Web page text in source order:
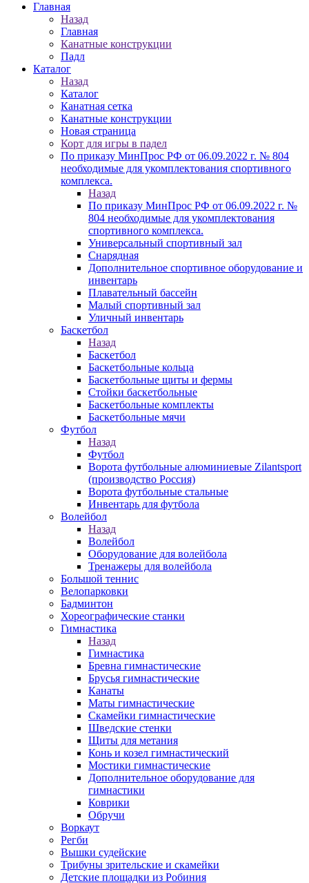
Главная
Назад
Главная
Канатные конструкции
Падл
Каталог
Назад
Каталог
Канатная сетка
Канатные конструкции
Новая страница
Корт для игры в падел
По приказу МинПрос РФ от 06.09.2022 г. № 804
необходимые для укомплектования спортивного
комплекса.
Назад
По приказу МинПрос РФ от 06.09.2022 г. №
804 необходимые для укомплектования
спортивного комплекса.
Универсальный спортивный зал
Снарядная
Дополнительное спортивное оборудование и
инвентарь
Плавательный бассейн
Малый спортивный зал
Уличный инвентарь
Баскетбол
Назад
Баскетбол
Баскетбольные кольца
Баскетбольные щиты и фермы
Стойки баскетбольные
Баскетбольные комплекты
Баскетбольные мячи
Футбол
Назад
Футбол
Ворота футбольные алюминиевые Zilantsport
(производство Россия)
Ворота футбольные стальные
Инвентарь для футбола
Волейбол
Назад
Волейбол
Оборудование для волейбола
Тренажеры для волейбола
Большой теннис
Велопарковки
Бадминтон
Хореографические станки
Гимнастика
Назад
Гимнастика
Бревна гимнастические
Брусья гимнастические
Канаты
Маты гимнастические
Скамейки гимнастические
Шведские стенки
Щиты для метания
Конь и козел гимнастический
Мостики гимнастические
Дополнительное оборудование для
гимнастики
Коврики
Обручи
Воркаут
Регби
Вышки судейские
Трибуны зрительские и скамейки
Детские площадки из Робиния